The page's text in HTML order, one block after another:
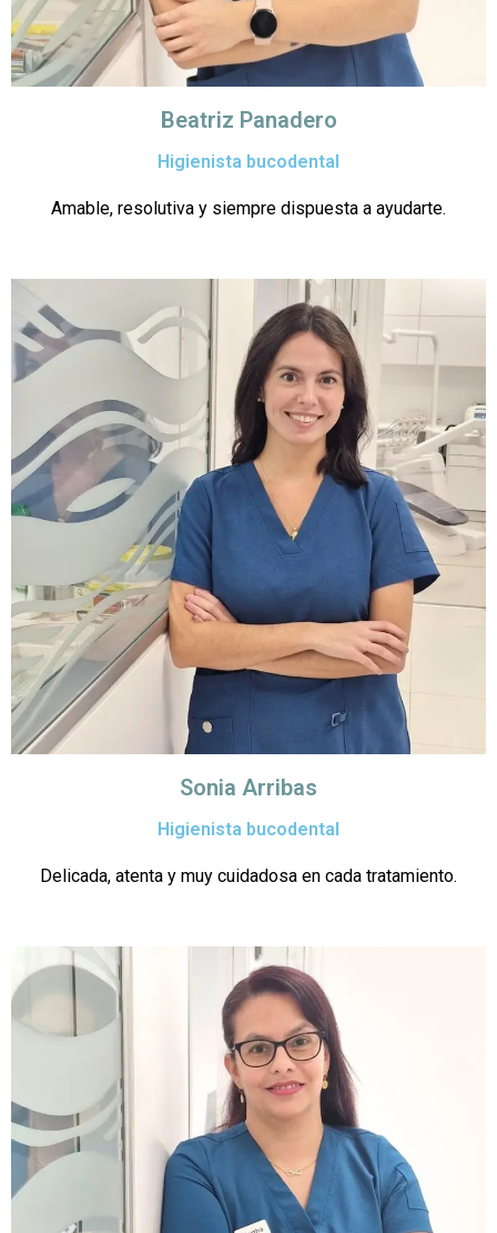
Beatriz Panadero
Higienista bucodental
Amable, resolutiva y siempre dispuesta a ayudarte.
Sonia Arribas
Higienista bucodental
Delicada, atenta y muy cuidadosa en cada tratamiento.